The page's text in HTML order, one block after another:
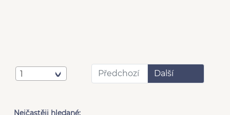
1 Předchozí Další
Nejčastěji hledané: